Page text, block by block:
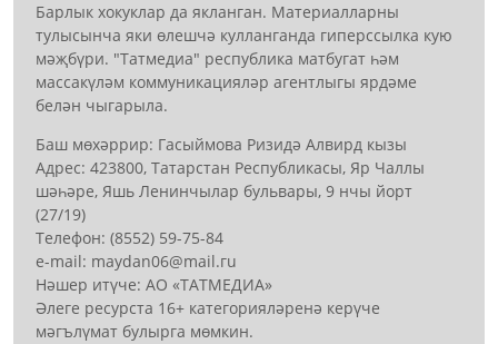
Барлык хокуклар да якланган. Материалларны
тулысынча яки өлешчә кулланганда гиперссылка кую
мәҗбүри. "Татмедиа" республика матбугат һәм
массакүләм коммуникацияләр агентлыгы ярдәме
белән чыгарыла.
Баш мөхәррир: Гасыймова Ризидә Алвирд кызы
Адрес: 423800, Татарстан Республикасы, Яр Чаллы
шәһәре, Яшь Ленинчылар бульвары, 9 нчы йорт
(27/19)
Телефон: (8552) 59-75-84
е-mail: mауdаn06@mail.гu
Нәшер итүче: АО «ТАТМЕДИА»
Әлеге ресурста 16+ категорияләренә керүче
мәгълүмат булырга мөмкин.